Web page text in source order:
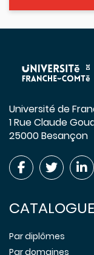
Université de
1 Rue Claude
25000 Besançon
CATALOGUE
Par diplômes
Par domaines